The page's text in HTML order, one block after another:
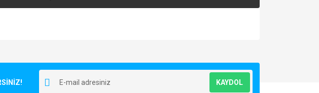
KAYDOL